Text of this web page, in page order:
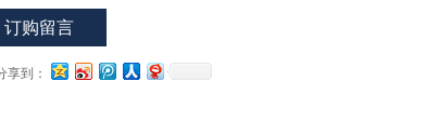
订购留言
享到：